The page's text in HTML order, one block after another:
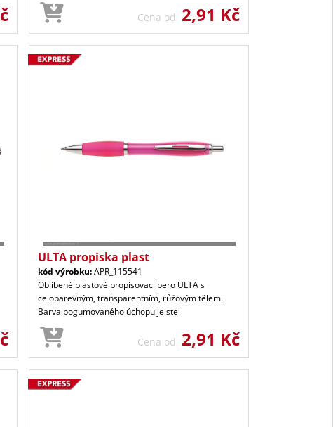
Cena od 2,91 Kč
ULTA propiska plast
kód výrobku:APR_115541
Oblíbené plastové propisovací pero ULTA s
celobarevným, transparentním, růžovým tělem.
Barva pogumovaného úchopu je ste
Cena od 2,91 Kč